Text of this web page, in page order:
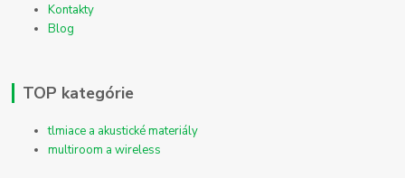
Kontakty
Blog
TOP kategórie
tlmiace a akustické materiály
multiroom a wireless